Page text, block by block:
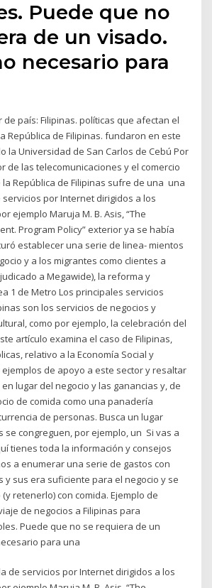
Puede que no
de un visado.
necesario para
de país: Filipinas. políticas que afectan el
República de Filipinas. fundaron en este
la Universidad de San Carlos de Cebú Por
de las telecomunicaciones y el comercio
República de Filipinas sufre de una una
por Internet dirigidos a los
ejemplo Maruja M. B. Asis, “The
Program Policy” exterior ya se había
establecer una serie de linea- mientos
y a los migrantes como clientes a
a Megawide), la reforma y
1 de Metro Los principales servicios
son los servicios de negocios y
como por ejemplo, la celebración del
artículo examina el caso de Filipinas,
relativo a la Economía Social y
de apoyo a este sector y resaltar
lugar del negocio y las ganancias y, de
de comida como una panadería
de personas. Busca un lugar
se congreguen, por ejemplo, un Si vas a
tienes toda la información y consejos
a enumerar una serie de gastos con
y sus era suficiente para el negocio y se
retenerlo) con comida. Ejemplo de
de negocios a Filipinas para
Puede que no se requiera de un
para una
de servicios por Internet dirigidos a los